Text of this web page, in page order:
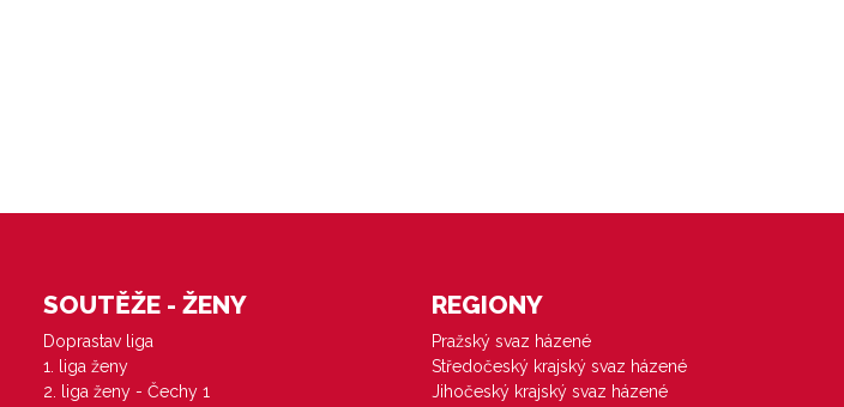
SOUTĚŽE - ŽENY
Doprastav liga
1. liga ženy
2. liga ženy - Čechy 1
REGIONY
Pražský svaz házené
Středočeský krajský svaz házené
Jihočeský krajský svaz házené